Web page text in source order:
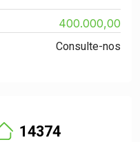
400.000,00
Consulte-nos
14374